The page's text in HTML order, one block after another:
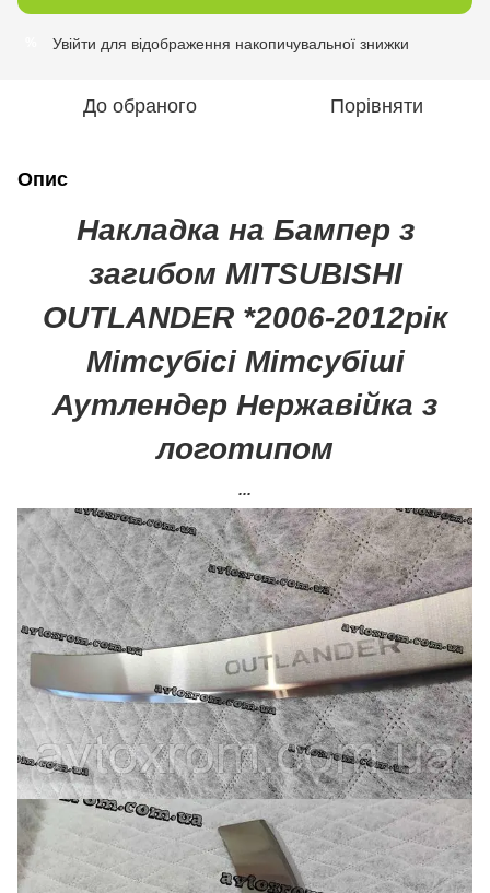
Увійти для відображення накопичувальної знижки
До обраного Порівняти
Опис
Накладка на Бампер з
загибом MITSUBISHI
OUTLANDER *2006-2012рік
Мітсубісі Мітсубіші
Аутлендер Нержавійка з
логотипом
...